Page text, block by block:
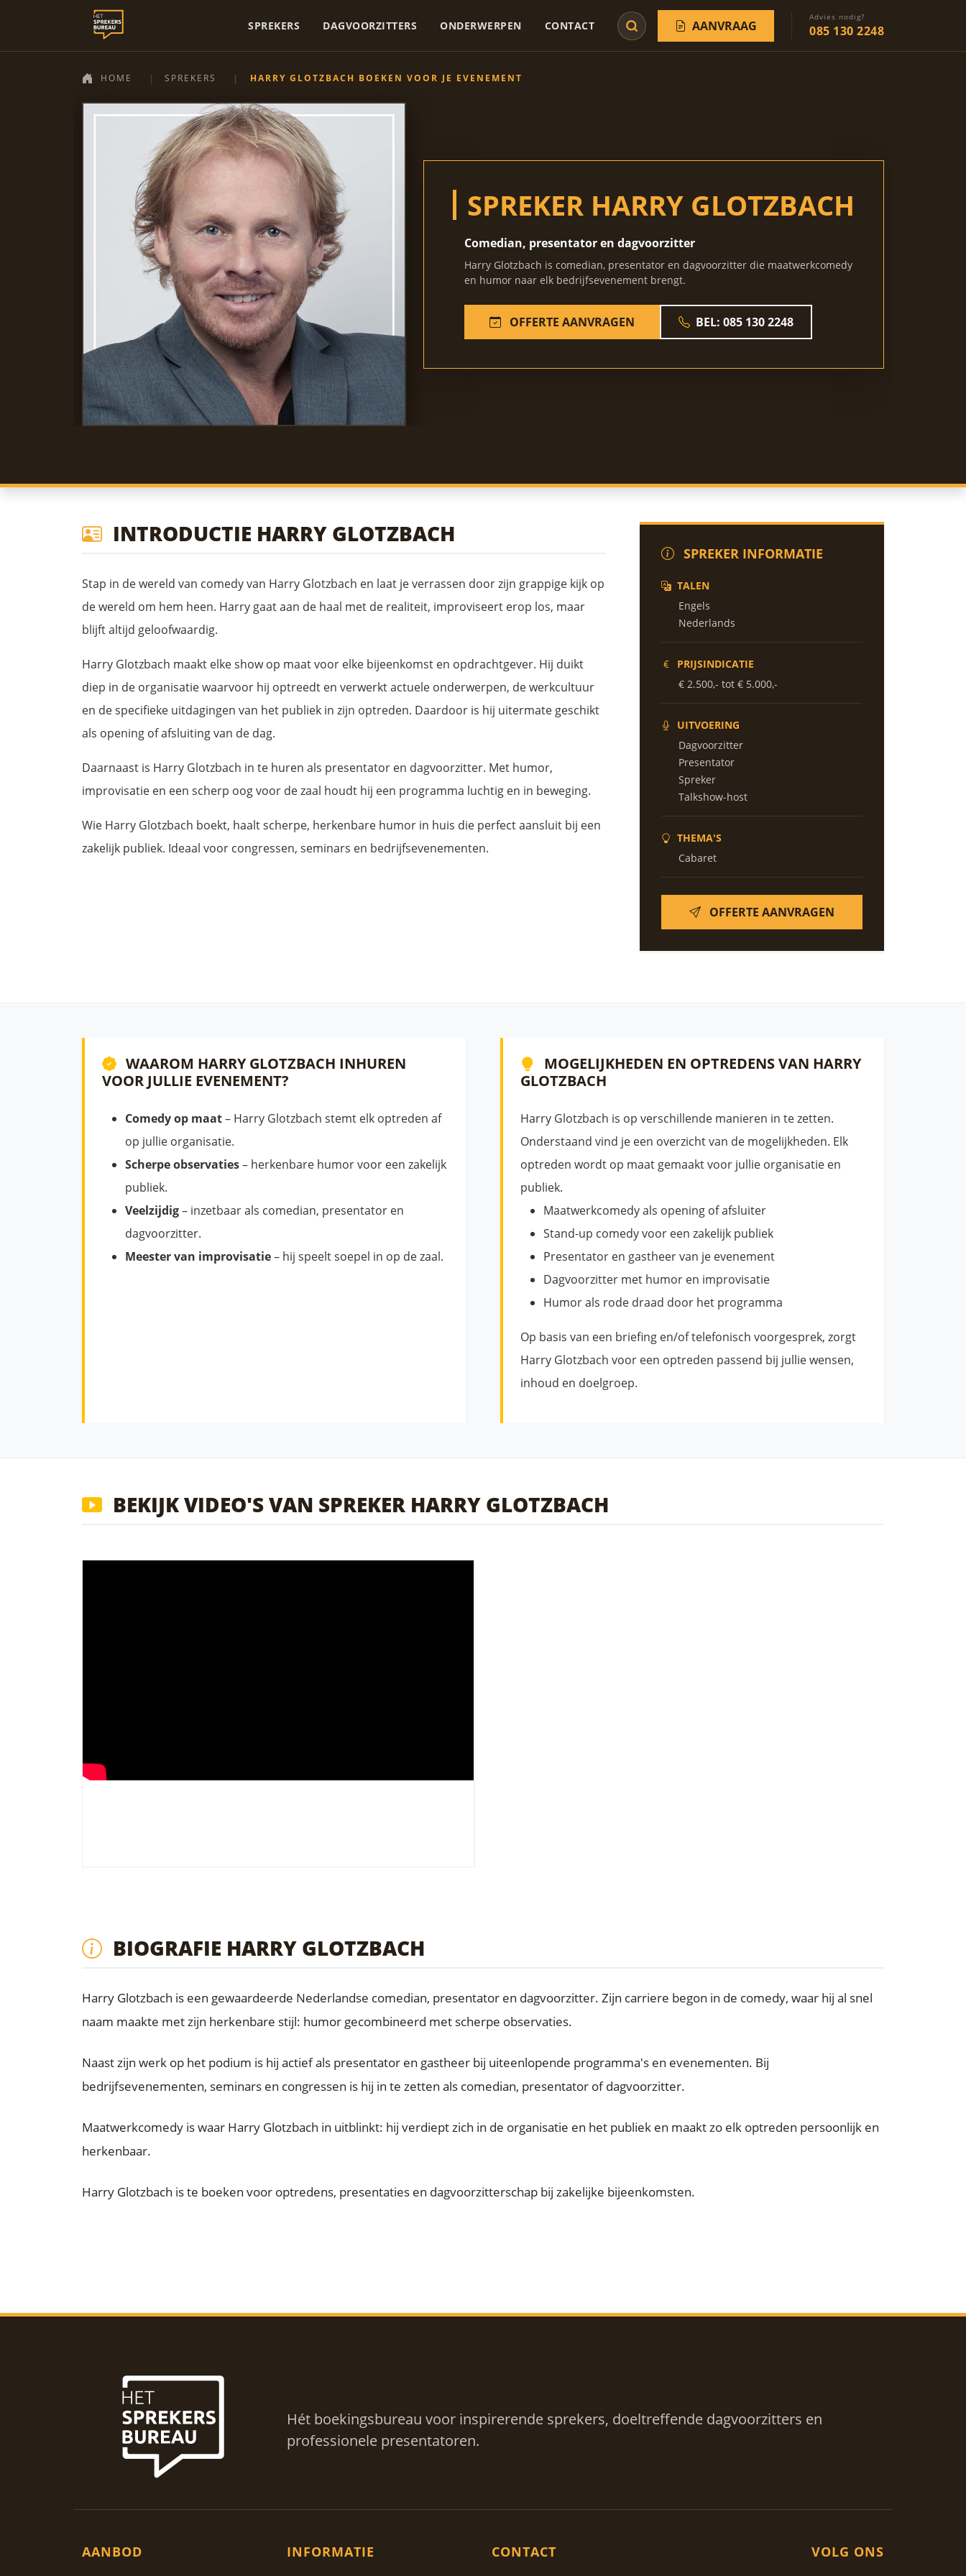
SPREKERS DAGVOORZITTERS ONDERWERPEN CONTACT AANVRAAG
Advies nodig?
085 130 2248
HOME SPREKERS HARRY GLOTZBACH BOEKEN VOOR JE EVENEMENT
SPREKER HARRY GLOTZBACH
Comedian, presentator en dagvoorzitter
Harry Glotzbach is comedian, presentator en dagvoorzitter die maatwerkcomedy
en humor naar elk bedrijfsevenement brengt.
OFFERTE AANVRAGEN BEL: 085 130 2248
INTRODUCTIE HARRY GLOTZBACH
Stap in de wereld van comedy van Harry Glotzbach en laat je verrassen door zijn grappige kijk op
de wereld om hem heen. Harry gaat aan de haal met de realiteit, improviseert erop los, maar
blijft altijd geloofwaardig.
Harry Glotzbach maakt elke show op maat voor elke bijeenkomst en opdrachtgever. Hij duikt
diep in de organisatie waarvoor hij optreedt en verwerkt actuele onderwerpen, de werkcultuur
en de specifieke uitdagingen van het publiek in zijn optreden. Daardoor is hij uitermate geschikt
als opening of afsluiting van de dag.
Daarnaast is Harry Glotzbach in te huren als presentator en dagvoorzitter. Met humor,
improvisatie en een scherp oog voor de zaal houdt hij een programma luchtig en in beweging.
Wie Harry Glotzbach boekt, haalt scherpe, herkenbare humor in huis die perfect aansluit bij een
zakelijk publiek. Ideaal voor congressen, seminars en bedrijfsevenementen.
SPREKER INFORMATIE
TALEN
Engels
Nederlands
PRIJSINDICATIE
€ 2.500,- tot € 5.000,-
UITVOERING
Dagvoorzitter
Presentator
Spreker
Talkshow-host
THEMA'S
Cabaret
OFFERTE AANVRAGEN
WAAROM HARRY GLOTZBACH INHUREN
VOOR JULLIE EVENEMENT?
Comedy op maat– Harry Glotzbach stemt elk optreden af
op jullie organisatie.
Scherpe observaties– herkenbare humor voor een zakelijk
publiek.
Veelzijdig– inzetbaar als comedian, presentator en
dagvoorzitter.
Meester van improvisatie– hij speelt soepel in op de zaal.
MOGELIJKHEDEN EN OPTREDENS VAN HARRY
GLOTZBACH
Harry Glotzbach is op verschillende manieren in te zetten.
Onderstaand vind je een overzicht van de mogelijkheden. Elk
optreden wordt op maat gemaakt voor jullie organisatie en
publiek.
Maatwerkcomedy als opening of afsluiter
Stand-up comedy voor een zakelijk publiek
Presentator en gastheer van je evenement
Dagvoorzitter met humor en improvisatie
Humor als rode draad door het programma
Op basis van een briefing en/of telefonisch voorgesprek, zorgt
Harry Glotzbach voor een optreden passend bij jullie wensen,
inhoud en doelgroep.
BEKIJK VIDEO'S VAN SPREKER HARRY GLOTZBACH
BIOGRAFIE HARRY GLOTZBACH
Harry Glotzbach is een gewaardeerde Nederlandse comedian, presentator en dagvoorzitter. Zijn carriere begon in de comedy, waar hij al snel
naam maakte met zijn herkenbare stijl: humor gecombineerd met scherpe observaties.
Naast zijn werk op het podium is hij actief als presentator en gastheer bij uiteenlopende programma's en evenementen. Bij
bedrijfsevenementen, seminars en congressen is hij in te zetten als comedian, presentator of dagvoorzitter.
Maatwerkcomedy is waar Harry Glotzbach in uitblinkt: hij verdiept zich in de organisatie en het publiek en maakt zo elk optreden persoonlijk en
herkenbaar.
Harry Glotzbach is te boeken voor optredens, presentaties en dagvoorzitterschap bij zakelijke bijeenkomsten.
Hét boekingsbureau voor inspirerende sprekers, doeltreffende dagvoorzitters en
professionele presentatoren.
AANBOD INFORMATIE CONTACT VOLG ONS